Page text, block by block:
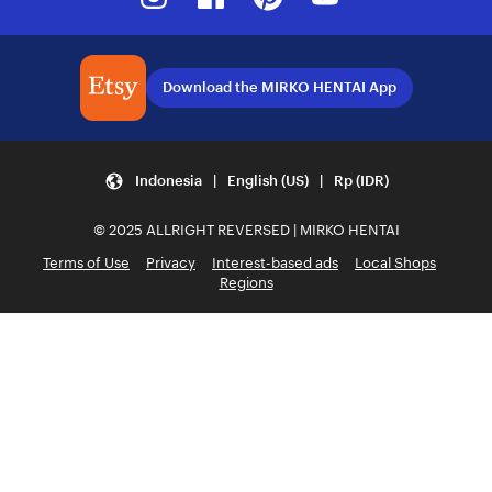
Download the MIRKO HENTAI App
Indonesia | English (US) | Rp (IDR)
© 2025 ALLRIGHT REVERSED | MIRKO HENTAI
Terms of Use
Privacy Interest-based ads
Local Shops
Regions